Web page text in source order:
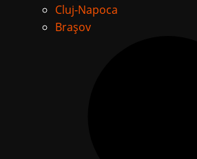
Cluj-Napoca
Brașov